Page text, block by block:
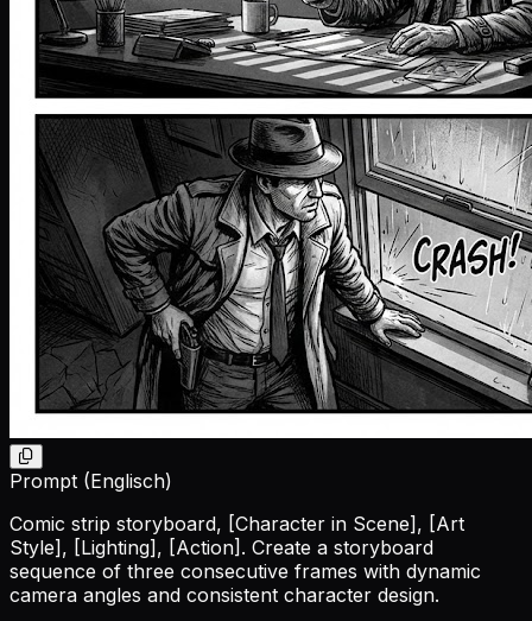
Prompt (Englisch)
Comic strip storyboard, [Character in Scene] , [Art
Style] , [Lighting] , [Action] . Create a storyboard
sequence of three consecutive frames with dynamic
camera angles and consistent character design.